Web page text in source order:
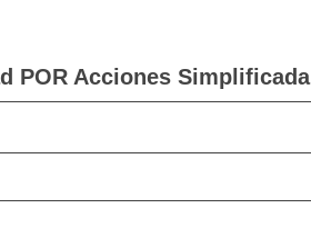
POR Acciones Simplificada